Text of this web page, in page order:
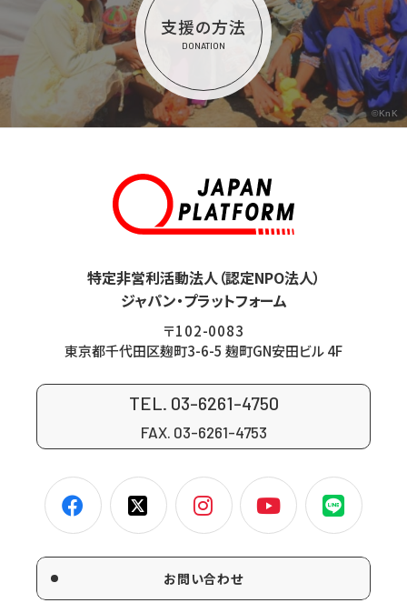
支援の方法
DONATION
©KnK
特定非営利活動法人（認定NPO法人）
ジャパン・プラットフォーム
〒102-0083
東京都千代田区麹町3-6-5 麹町GN安田ビル 4F
TEL. 03-6261-4750
FAX. 03-6261-4753
お問い合わせ